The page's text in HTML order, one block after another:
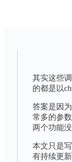
其实这些
的都是以
答案是因
常多的参
两个功能
本文只是
有持续更